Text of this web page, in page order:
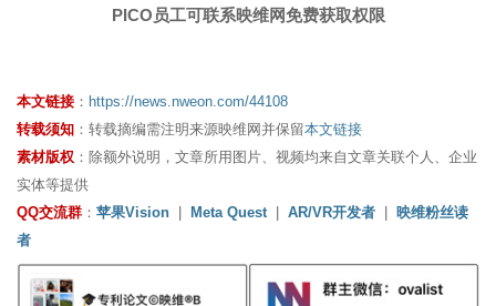
PICO员工可联系映维网免费获取权限
本文链接 ： https://news.nweon.com/44108
转载须知 ：转载摘编需注明来源映维网并保留本文链接
素材版权 ：除额外说明，文章所用图片、视频均来自文章关联个人、企业
实体等提供
QQ交流群 ： 苹果Vision Meta Quest| AR/VR开发者
映维粉丝读
者